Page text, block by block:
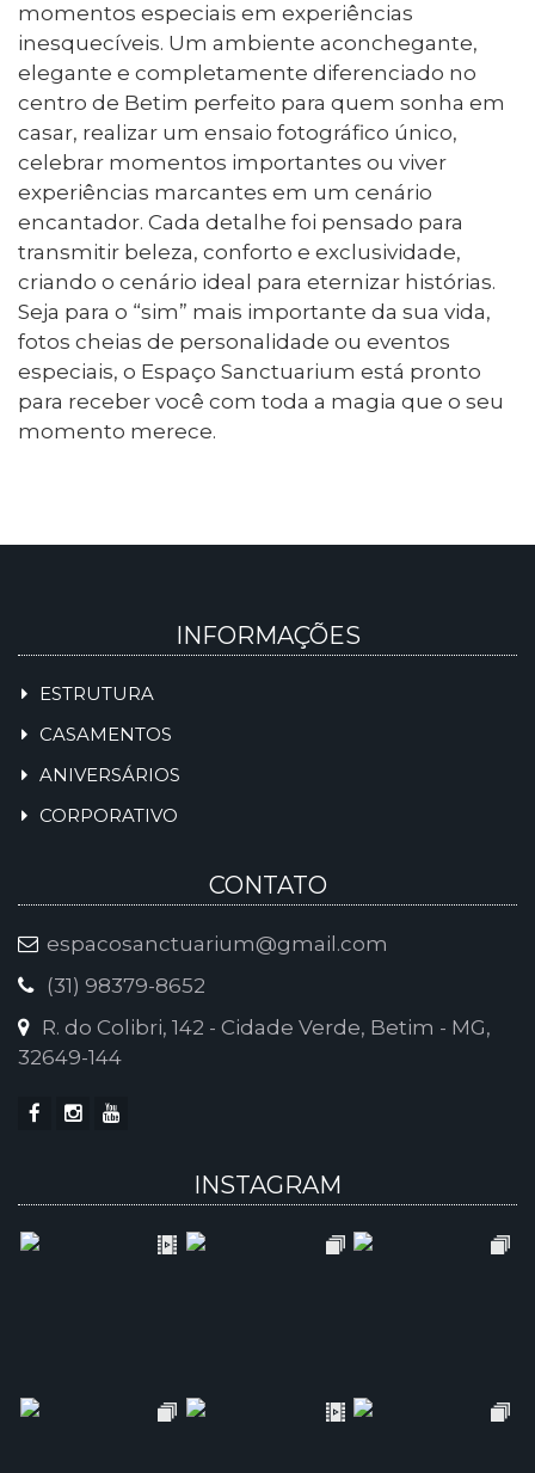
momentos especiais em experiências
inesquecíveis. Um ambiente aconchegante,
elegante e completamente diferenciado no
centro de Betim perfeito para quem sonha em
casar, realizar um ensaio fotográfico único,
celebrar momentos importantes ou viver
experiências marcantes em um cenário
encantador. Cada detalhe foi pensado para
transmitir beleza, conforto e exclusividade,
criando o cenário ideal para eternizar histórias.
Seja para o “sim” mais importante da sua vida,
fotos cheias de personalidade ou eventos
especiais, o Espaço Sanctuarium está pronto
para receber você com toda a magia que o seu
momento merece.
INFORMAÇÕES
ESTRUTURA
CASAMENTOS
ANIVERSÁRIOS
CORPORATIVO
CONTATO
espacosanctuarium@gmail.com
(31) 98379-8652
R. do Colibri, 142 - Cidade Verde, Betim - MG,
32649-144
INSTAGRAM